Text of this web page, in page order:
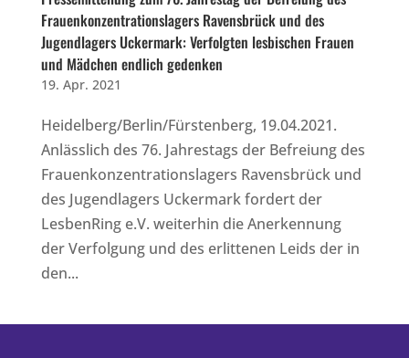
Frauenkonzentrationslagers Ravensbrück und des
Jugendlagers Uckermark: Verfolgten lesbischen Frauen
und Mädchen endlich gedenken
19. Apr. 2021
Heidelberg/Berlin/Fürstenberg, 19.04.2021.
Anlässlich des 76. Jahrestags der Befreiung des
Frauenkonzentrationslagers Ravensbrück und
des Jugendlagers Uckermark fordert der
LesbenRing e.V. weiterhin die Anerkennung
der Verfolgung und des erlittenen Leids der in
den...